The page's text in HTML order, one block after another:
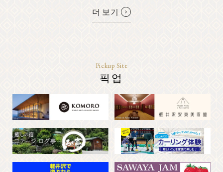
더 보기
Pickup Site
픽업